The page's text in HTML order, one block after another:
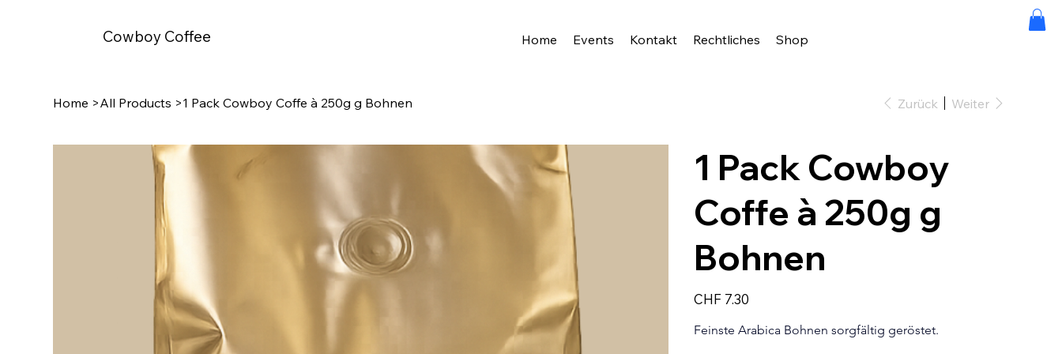
Cowboy Coffee Home Events Kontakt Rechtliches Shop
Home >All Products >1 Pack Cowboy Coffe à 250g g Bohnen Zurück Weiter
1 Pack Cowboy
Coffe à 250g g
Bohnen
Preis
CHF 7.30
Feinste Arabica Bohnen sorgfältig geröstet.